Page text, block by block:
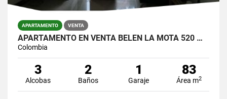
APARTAMENTO VENTA
APARTAMENTO EN VENTA BELÉN LA MOTA 520 MILLONES
Colombia
3
Alcobas
2
Baños
1
Garaje
83
Área m2